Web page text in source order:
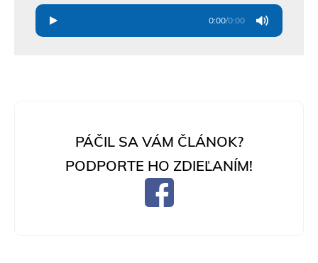
0:00/0:00
PÁČIL SA VÁM ČLÁNOK?
PODPORTE HO ZDIEĽANÍM!